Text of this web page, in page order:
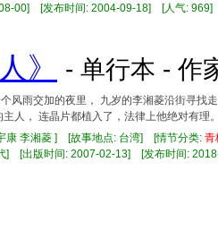
00] [发布时间: 2004-09-18] [人气:
》 - 单行本 - 作
个风雨交加的夜里， 九岁的李湘菱沿街寻
主人， 连晶片都植入了，法律上他绝对有理
康 李湘菱 ] [故事地点: 台湾] [情节分类: 青
] [出版时间: 2007-02-13] [发布时间: